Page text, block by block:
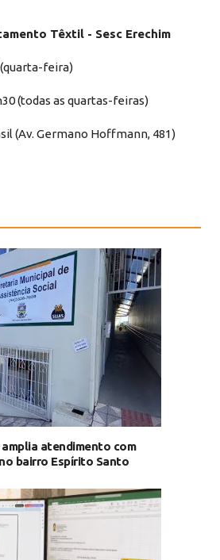
Têxtil - Sesc Erechim
feira)
(todas as quartas-feiras)
(Av. Germano Hoffmann, 481)
amplia atendimento com
bairro Espírito Santo